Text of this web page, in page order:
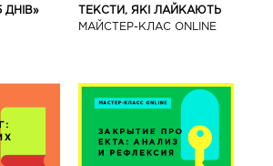
ДНІВ»
ТЕКСТИ, ЯКІ ЛАЙКАЮТЬ
МАЙСТЕР-КЛАС ONLINE